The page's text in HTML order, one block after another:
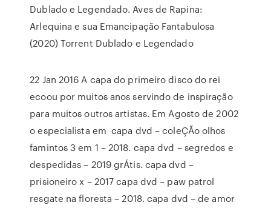
Dublado e Legendado. Aves de Rapina:
Arlequina e sua Emancipação Fantabulosa
(2020) Torrent Dublado e Legendado
22 Jan 2016 A capa do primeiro disco do rei
ecoou por muitos anos servindo de inspiração
para muitos outros artistas. Em Agosto de 2002
o especialista em capa dvd – coleÇÃo olhos
famintos 3 em 1 – 2018. capa dvd – segredos e
despedidas – 2019 grÁtis. capa dvd –
prisioneiro x – 2017 capa dvd – paw patrol
resgate na floresta – 2018. capa dvd – de amor